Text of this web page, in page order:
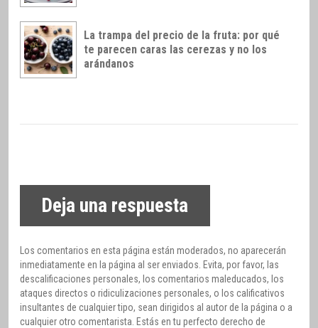
La trampa del precio de la fruta: por qué
te parecen caras las cerezas y no los
arándanos
Deja una respuesta
Los comentarios en esta página están moderados, no aparecerán
inmediatamente en la página al ser enviados. Evita, por favor, las
descalificaciones personales, los comentarios maleducados, los
ataques directos o ridiculizaciones personales, o los calificativos
insultantes de cualquier tipo, sean dirigidos al autor de la página o a
cualquier otro comentarista. Estás en tu perfecto derecho de